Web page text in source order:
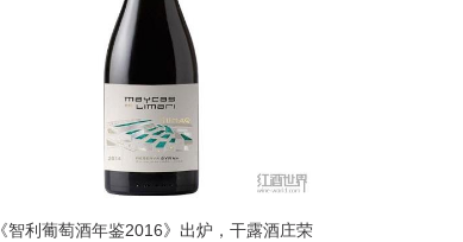
《智利葡萄酒年鉴2016》出炉，干露酒庄荣